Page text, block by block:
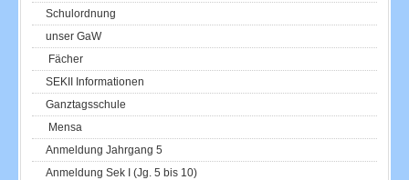
Schulordnung
unser GaW
Fächer
SEKII Informationen
Ganztagsschule
Mensa
Anmeldung Jahrgang 5
Anmeldung Sek I (Jg. 5 bis 10)